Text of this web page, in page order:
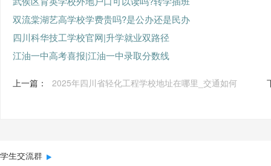
双流棠湖艺高学校学费贵吗?是公办还是民办
四川科华技工学校官网|升学就业双路径
江油一中高考喜报|江油一中录取分数线
上一篇： 2025年四川省轻化工程学校地址在哪里_交通如何
学生交流群